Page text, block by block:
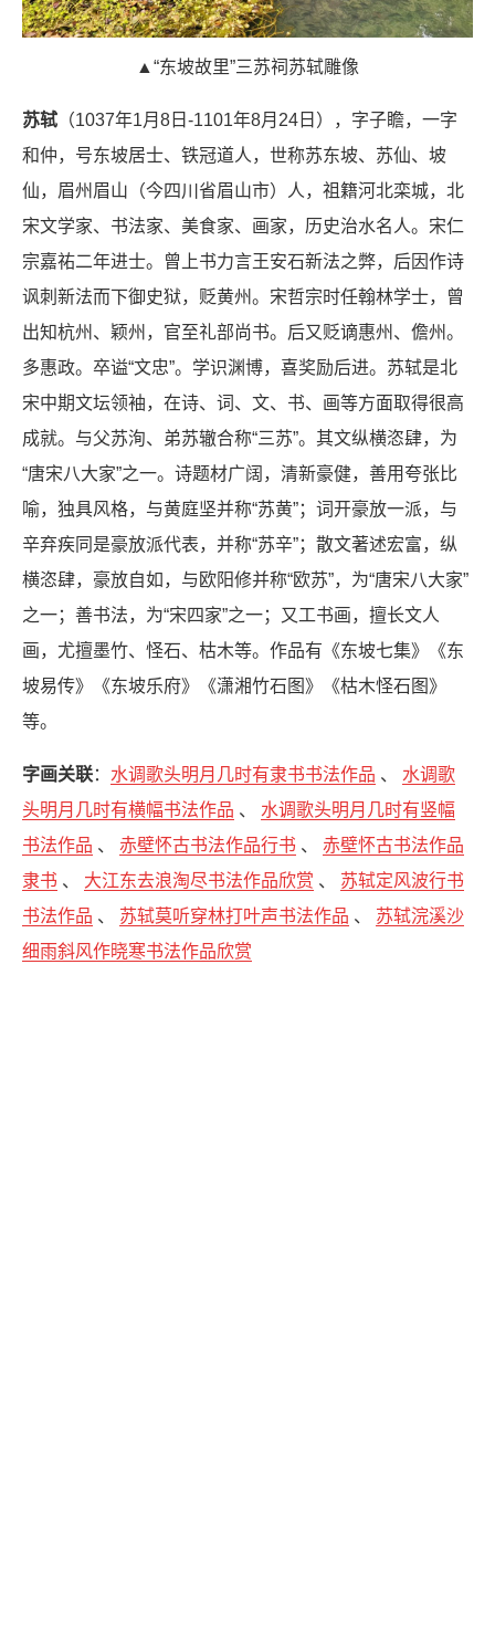
▲“东坡故里”三苏祠苏轼雕像
苏轼 （1037年1月8日-1101年8月24日），字子瞻，一字
和仲，号东坡居士、铁冠道人，世称苏东坡、苏仙、坡
仙，眉州眉山（今四川省眉山市）人，祖籍河北栾城，北
宋文学家、书法家、美食家、画家，历史治水名人。宋仁
宗嘉祐二年进士。曾上书力言王安石新法之弊，后因作诗
讽刺新法而下御史狱，贬黄州。宋哲宗时任翰林学士，曾
出知杭州、颖州，官至礼部尚书。后又贬谪惠州、儋州。
多惠政。卒谥“文忠”。学识渊博，喜奖励后进。苏轼是北
宋中期文坛领袖，在诗、词、文、书、画等方面取得很高
成就。与父苏洵、弟苏辙合称“三苏”。其文纵横恣肆，为
“唐宋八大家”之一。诗题材广阔，清新豪健，善用夸张比
喻，独具风格，与黄庭坚并称“苏黄”；词开豪放一派，与
辛弃疾同是豪放派代表，并称“苏辛”；散文著述宏富，纵
横恣肆，豪放自如，与欧阳修并称“欧苏”，为“唐宋八大家”
之一；善书法，为“宋四家”之一；又工书画，擅长文人
画，尤擅墨竹、怪石、枯木等。作品有《东坡七集》《东
坡易传》《东坡乐府》《潇湘竹石图》《枯木怪石图》
等。
字画关联： 水调歌头明月几时有隶书书法作品 、 水调歌
头明月几时有横幅书法作品 、 水调歌头明月几时有竖幅
书法作品 、赤壁怀古书法作品行书 、赤壁怀古书法作品
隶书 、 大江东去浪淘尽书法作品欣赏 、 苏轼定风波行书
书法作品 、 苏轼莫听穿林打叶声书法作品 、 苏轼浣溪沙
细雨斜风作晓寒书法作品欣赏